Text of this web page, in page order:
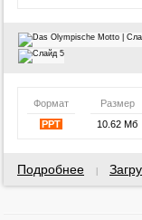
Формат
Размер
PPT
10.62 Мб
Подробнее